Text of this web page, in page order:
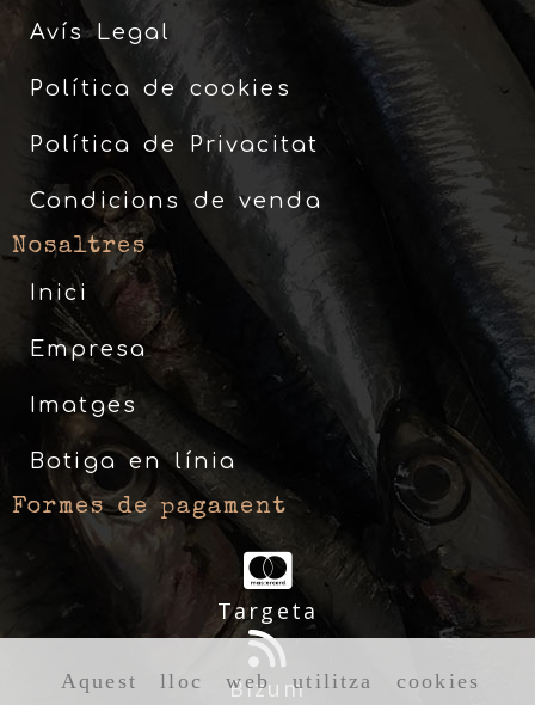
Aquest lloc web utilitza cookies
Avís Legal
Política de cookies
Política de Privacitat
Condicions de venda
Nosaltres
Inici
Empresa
Imatges
Botiga en línia
Formes de pagament
Targeta
Bizum